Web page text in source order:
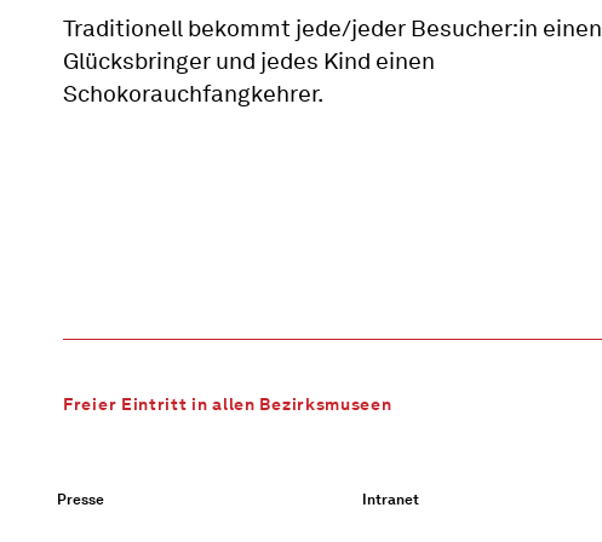
Traditionell bekommt jede/jeder Besucher:in einen
Glücksbringer und jedes Kind einen
Schokorauchfangkehrer.
Freier Eintritt in allen Bezirksmuseen
Presse Intranet